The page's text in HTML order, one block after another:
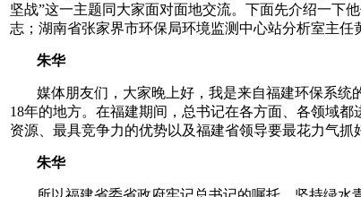
坚战”这一主题同大家面对面地交流。下面先介绍一下
志；湖南省张家界市环保局环境监测中心站分析室主任
朱华
媒体朋友们，大家晚上好，我是来自福建环保系
18年的地方。在福建期间，总书记在各方面、各领域
资源、最具竞争力的优势以及福建省领导要最花力气抓
朱华